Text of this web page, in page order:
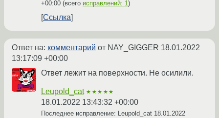
+00:00 (всего исправлений: 1)
Ссылка
Ответ на: комментарий от NAY_GIGGER 18.01.2022
13:17:09 +00:00
Ответ лежит на поверхности. Не осилили.
Leupold_cat ★★★★★
18.01.2022 13:43:32 +00:00
Последнее исправление: Leupold_cat 18.01.2022